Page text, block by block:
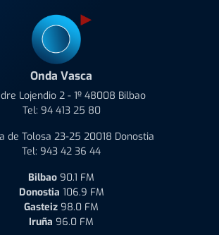
Onda Vasca
Lojendio 2 - 1º 48008 Bilbao
Tel: 94 413 25 80
de Tolosa 23-25 20018 Donostia
Tel: 943 42 36 44
Bilbao 90.1 FM
Donostia 106.9 FM
Gasteiz 98.0 FM
Iruña 96.0 FM